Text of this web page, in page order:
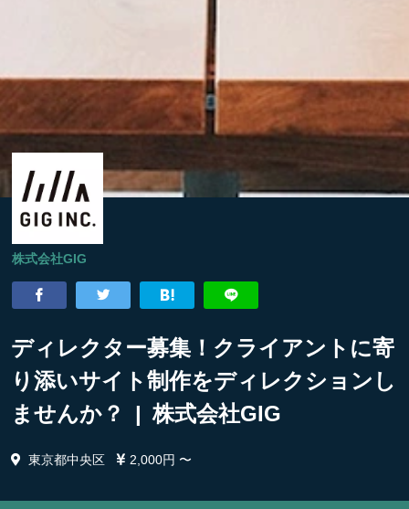
株式会社GIG
ディレクター募集！クライアントに寄
り添いサイト制作をディレクションし
ませんか？ | 株式会社GIG
東京都中央区 2,000円 〜